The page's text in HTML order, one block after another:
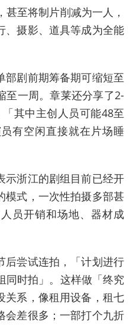
至将制片削减为一人，
、摄影、道具等成为全能
部剧前期筹备期可缩短至
至一周。章莱还分享了2-
其中主创人员可能48至
有空闲直接就在片场睡
示浙江的剧组目前已经开
模式，一次性拍摄多部甚
员开销和场地、器材成
后尝试连拍，「计划进行
同时拍」。这样做「终究
关系，像租用设备，租七
会差很多；一部打个九折